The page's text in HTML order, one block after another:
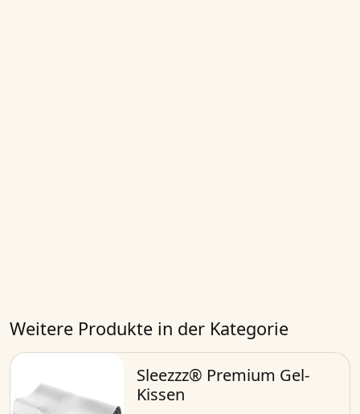
Weitere Produkte in der Kategorie
Sleezzz® Premium Gel-
Kissen